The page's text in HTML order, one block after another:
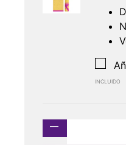
INCLUIDO